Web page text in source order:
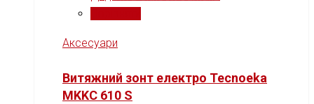
Аксесуари
Витяжний зонт електро Tecnoeka
MKKC 610 S